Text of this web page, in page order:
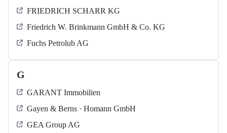
FRIEDRICH SCHARR KG
Friedrich W. Brinkmann GmbH & Co. KG
Fuchs Petrolub AG
G
GARANT Immobilien
Gayen & Berns · Homann GmbH
GEA Group AG